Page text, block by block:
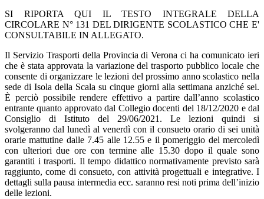
SI RIPORTA QUI IL TESTO INTEGRALE DELLA
CIRCOLARE N° 131 DEL DIRIGENTE SCOLASTICO CHE E'
CONSULTABILE IN ALLEGATO.
Il Servizio Trasporti della Provincia di Verona ci ha comunicato ieri
che è stata approvata la variazione del trasporto pubblico locale che
consente di organizzare le lezioni del prossimo anno scolastico nella
sede di Isola della Scala su cinque giorni alla settimana anziché sei.
È perciò possibile rendere effettivo a partire dall’anno scolastico
entrante quanto approvato dal Collegio docenti del 18/12/2020 e dal
Consiglio di Istituto del 29/06/2021. Le lezioni quindi si
svolgeranno dal lunedì al venerdì con il consueto orario di sei unità
orarie mattutine dalle 7.45 alle 12.55 e il pomeriggio del mercoledì
con ulteriori due ore con termine alle 15.30 dopo il quale sono
garantiti i trasporti. Il tempo didattico normativamente previsto sarà
raggiunto, come di consueto, con attività progettuali e integrative. I
dettagli sulla pausa intermedia ecc. saranno resi noti prima dell’inizio
delle lezioni.